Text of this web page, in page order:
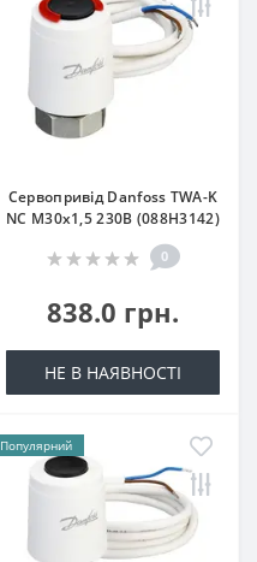
Сервопривід Danfoss TWA-K
NC М30х1,5 230B (088H3142)
0
838.0 грн.
НЕ В НАЯВНОСТІ
Популярний